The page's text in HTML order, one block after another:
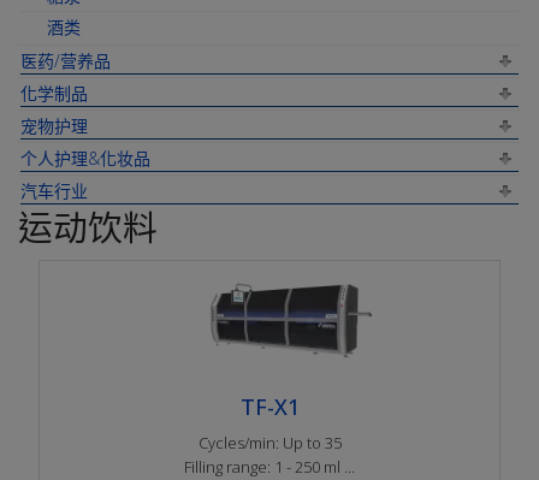
酒类
医药/营养品
化学制品
宠物护理
个人护理&化妆品
汽车行业
运动饮料
TF-X1
Cycles/min: Up to 35
Filling range: 1 - 250 ml ...